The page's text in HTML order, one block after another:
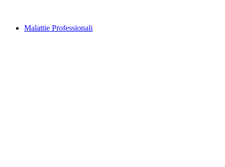
Malattie Professionali